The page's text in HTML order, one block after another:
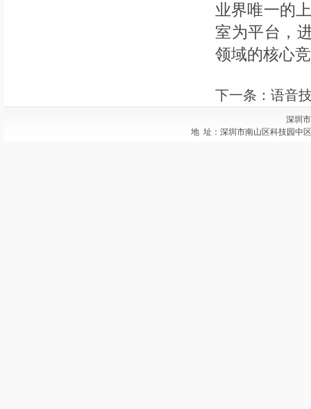
业界唯一的
室为平台，
领域的核心
下一条： 语音
深圳
地 址：深圳市南山区科技园中